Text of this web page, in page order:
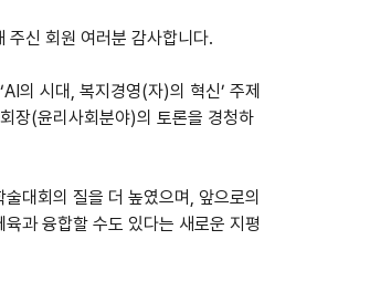
신 회원 여러분 감사합니다.
의 시대, 복지경영(자)의 혁신’ 주제
장(윤리사회분야)의 토론을 경청하
대회의 질을 더 높였으며, 앞으로의
과 융합할 수도 있다는 새로운 지평